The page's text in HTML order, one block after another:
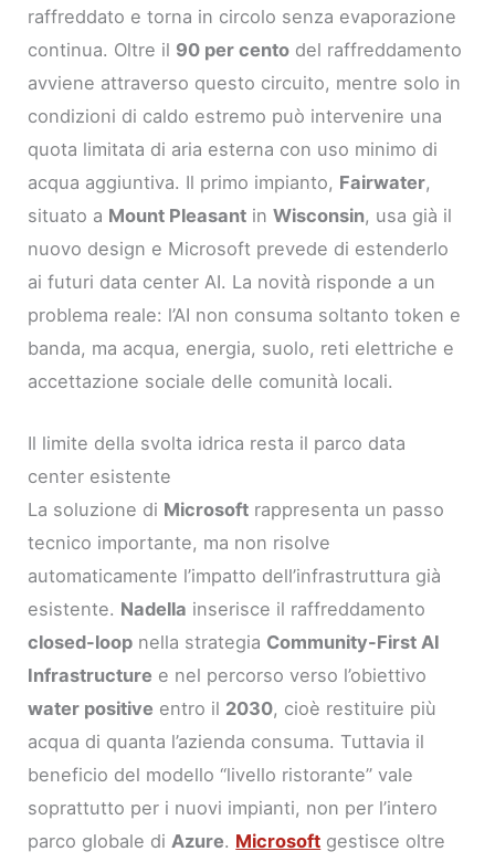
raffreddato e torna in circolo senza evaporazione
continua. Oltre il 90 per cento del raffreddamento
avviene attraverso questo circuito, mentre solo in
condizioni di caldo estremo può intervenire una
quota limitata di aria esterna con uso minimo di
acqua aggiuntiva. Il primo impianto, Fairwater,
situato a Mount Pleasant inWisconsin, usa già il
nuovo design e Microsoft prevede di estenderlo
ai futuri data center AI. La novità risponde a un
problema reale: l’AI non consuma soltanto token e
banda, ma acqua, energia, suolo, reti elettriche e
accettazione sociale delle comunità locali.
Il limite della svolta idrica resta il parco data
center esistente
La soluzione di Microsoft rappresenta un passo
tecnico importante, ma non risolve
automaticamente l’impatto dell’infrastruttura già
esistente. Nadella inserisce il raffreddamento
closed-loop nella strategia Community-First AI
Infrastructure e nel percorso verso l’obiettivo
water positive entro il 2030, cioè restituire più
acqua di quanta l’azienda consuma. Tuttavia il
beneficio del modello “livello ristorante” vale
soprattutto per i nuovi impianti, non per l’intero
parco globale diAzure. Microsoft gestisce oltre